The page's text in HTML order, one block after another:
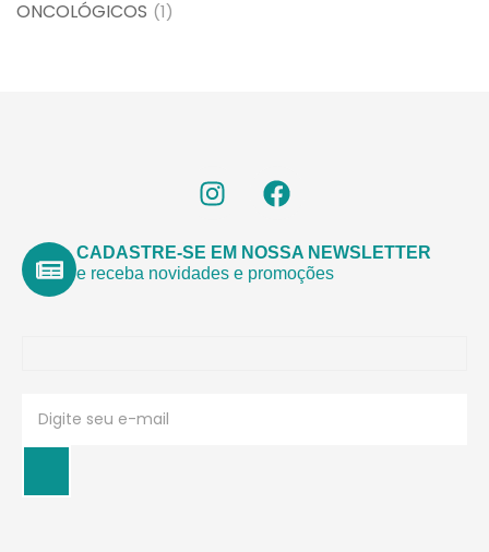
ONCOLÓGICOS (1)
CADASTRE-SE EM NOSSA NEWSLETTER
e receba novidades e promoções